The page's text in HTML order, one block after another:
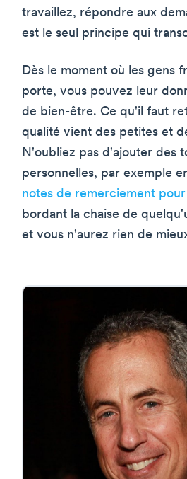
travaillez, répondre aux
est le seul principe qui
Dès le moment où les gens
porte, vous pouvez leur
de bien-être. Ce qu'il faut
qualité vient des petites et
N'oubliez pas d'ajouter des
personnelles, par exemple
notes de remerciement
bordant la chaise de
et vous n'aurez rien de